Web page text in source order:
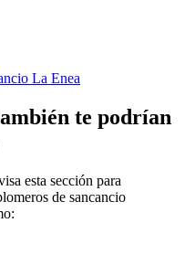
La Enea
te podrían
esta sección para
de sancancio